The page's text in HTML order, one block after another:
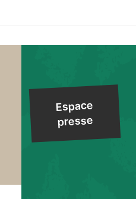
Espace
presse